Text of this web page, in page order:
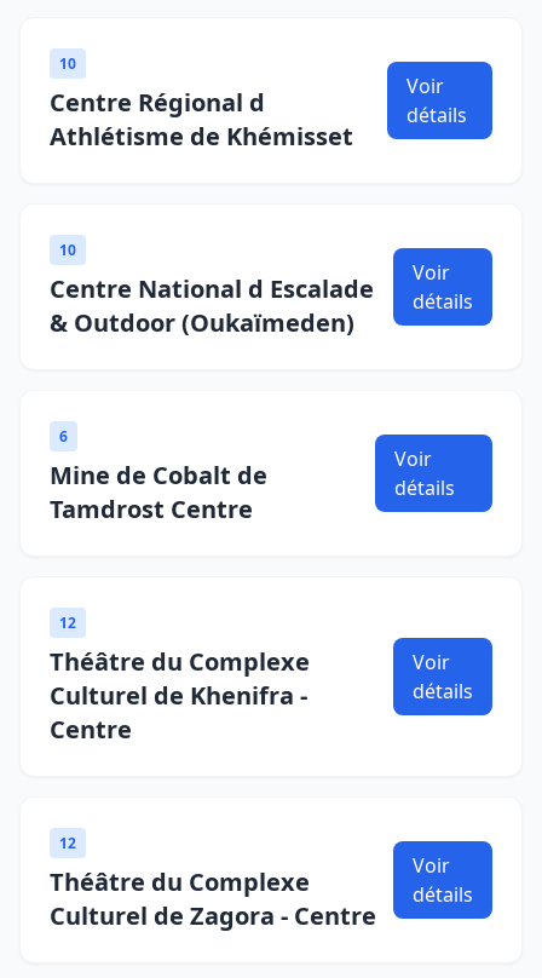
10
Centre Régional d
Athlétisme de Khémisset
Voir
détails
10
Centre National d Escalade
& Outdoor (Oukaïmeden)
Voir
détails
6
Mine de Cobalt de
Tamdrost Centre
Voir
détails
12
Théâtre du Complexe
Culturel de Khenifra -
Centre
Voir
détails
12
Théâtre du Complexe
Culturel de Zagora - Centre
Voir
détails